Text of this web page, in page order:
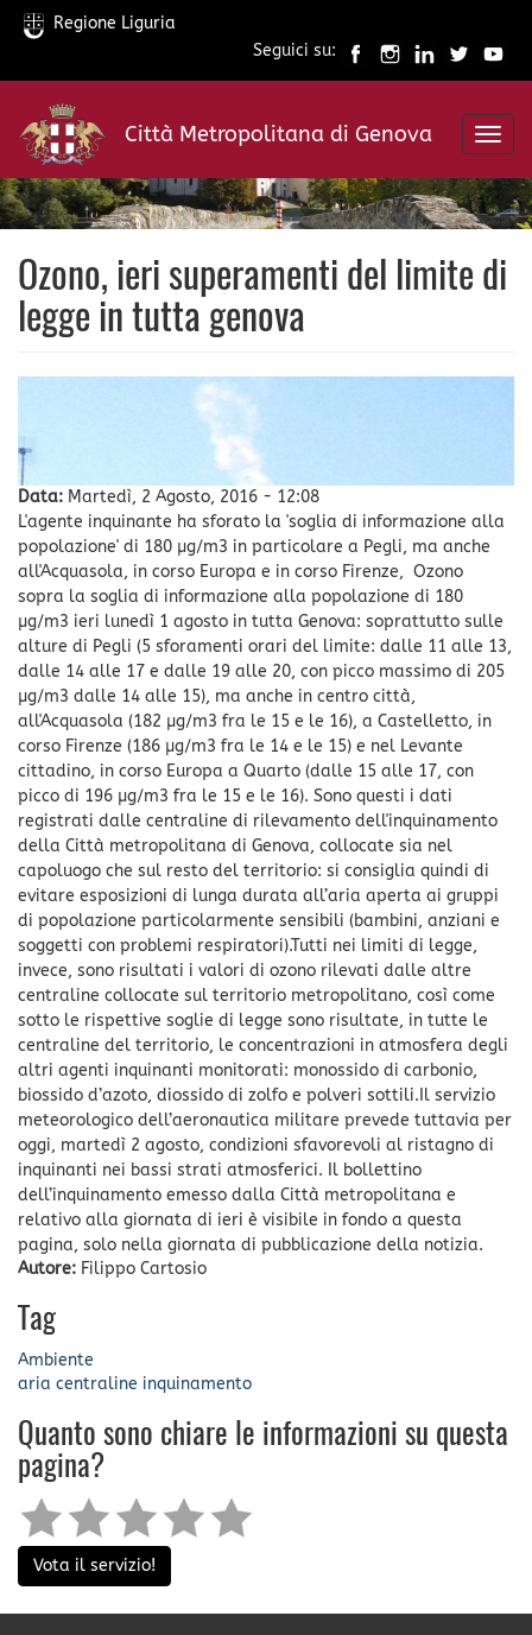
Salta
contenuto
principale
Regione Liguria
Seguici su:
Città Metropolitana di Genova
Ozono, ieri superamenti del limite di
legge in tutta genova
Data: Martedì, 2 Agosto, 2016 - 12:08
L'agente inquinante ha sforato la 'soglia di informazione alla
popolazione' di 180 µg/m3 in particolare a Pegli, ma anche
all'Acquasola, in corso Europa e in corso Firenze, Ozono
sopra la soglia di informazione alla popolazione di 180
µg/m3 ieri lunedì 1 agosto in tutta Genova: soprattutto sulle
alture di Pegli (5 sforamenti orari del limite: dalle 11 alle 13,
dalle 14 alle 17 e dalle 19 alle 20, con picco massimo di 205
µg/m3 dalle 14 alle 15), ma anche in centro città,
all'Acquasola (182 µg/m3 fra le 15 e le 16), a Castelletto, in
corso Firenze (186 µg/m3 fra le 14 e le 15) e nel Levante
cittadino, in corso Europa a Quarto (dalle 15 alle 17, con
picco di 196 µg/m3 fra le 15 e le 16). Sono questi i dati
registrati dalle centraline di rilevamento dell'inquinamento
della Città metropolitana di Genova, collocate sia nel
capoluogo che sul resto del territorio: si consiglia quindi di
evitare esposizioni di lunga durata all’aria aperta ai gruppi
di popolazione particolarmente sensibili (bambini, anziani e
soggetti con problemi respiratori).Tutti nei limiti di legge,
invece, sono risultati i valori di ozono rilevati dalle altre
centraline collocate sul territorio metropolitano, così come
sotto le rispettive soglie di legge sono risultate, in tutte le
centraline del territorio, le concentrazioni in atmosfera degli
altri agenti inquinanti monitorati: monossido di carbonio,
biossido d’azoto, diossido di zolfo e polveri sottili.Il servizio
meteorologico dell’aeronautica militare prevede tuttavia per
oggi, martedì 2 agosto, condizioni sfavorevoli al ristagno di
inquinanti nei bassi strati atmosferici. Il bollettino
dell’inquinamento emesso dalla Città metropolitana e
relativo alla giornata di ieri è visibile in fondo a questa
pagina, solo nella giornata di pubblicazione della notizia.
Autore: Filippo Cartosio
Tag
Ambiente
aria centraline inquinamento
Quanto sono chiare le informazioni su questa
pagina?
Vota il servizio!